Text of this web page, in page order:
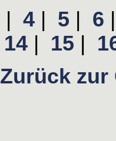
| 4| 5 | 6
14 | 15 |
Zurück zur